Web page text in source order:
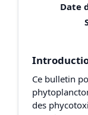
Date
Ce bulletin
des